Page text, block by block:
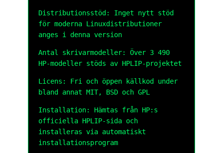
Distributionsstöd: Inget nytt stöd
för moderna Linuxdistributioner
anges i denna version
Antal skrivarmodeller: Över 3 490
HP-modeller stöds av HPLIP-projektet
Licens: Fri och öppen källkod under
bland annat MIT, BSD och GPL
Installation: Hämtas från HP:s
officiella HPLIP-sida och
installeras via automatiskt
installationsprogram